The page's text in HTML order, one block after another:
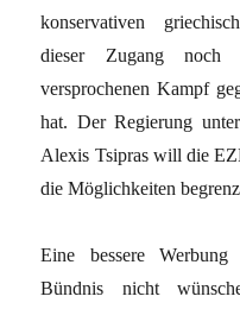
konservativen
dieser Zugang noch
versprochenen Kampf
hat. Der Regierung
Alexis Tsipras will die
die Möglichkeiten
Eine bessere
Bündnis nicht